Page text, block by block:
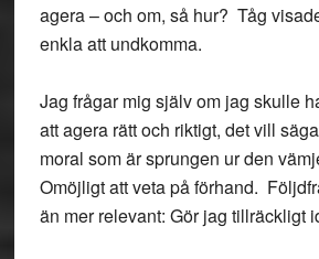
agera – och om, så hur? Tåg
enkla att undkomma.
Jag frågar mig själv om jag skulle
att agera rätt och riktigt, det vill
moral som är sprungen ur den
Omöjligt att veta på förhand.
än mer relevant: Gör jag tillräckligt